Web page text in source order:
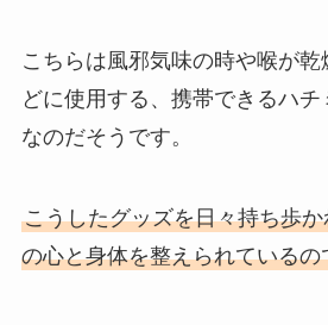
こちらは風邪気味の時や喉が
どに使用する、携帯できるハチ
なのだそうです。
こうしたグッズを日々持ち歩
の心と身体を整えられているの